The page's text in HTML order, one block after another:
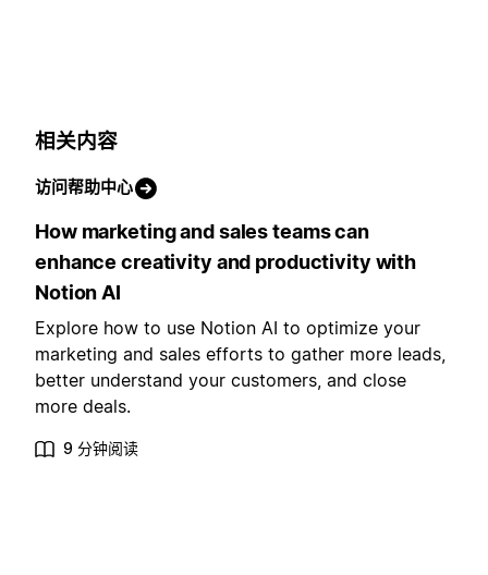
相关内容
访问帮助中心
How marketing and sales teams can
enhance creativity and productivity with
Notion AI
Explore how to use Notion AI to optimize your
marketing and sales efforts to gather more leads,
better understand your customers, and close
more deals.
9 分钟阅读